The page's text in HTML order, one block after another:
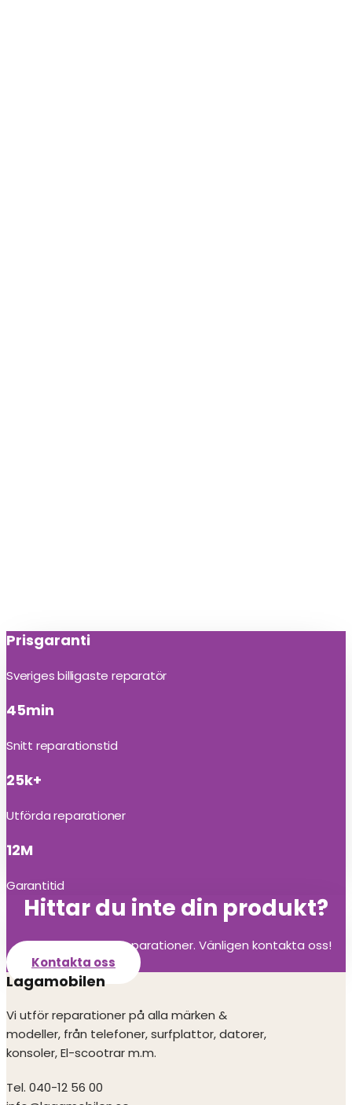
Prisgaranti
Sveriges billigaste reparatör
45min
Snitt reparationstid
25k+
Utförda reparationer
12M
Garantitid
Hittar du inte din produkt?
Vi utför alla olika reparationer. Vänligen kontakta oss!
Kontakta oss
Lagamobilen
Vi utför reparationer på alla märken &
modeller, från telefoner, surfplattor, datorer,
konsoler, El-scootrar m.m.
Tel. 040-12 56 00